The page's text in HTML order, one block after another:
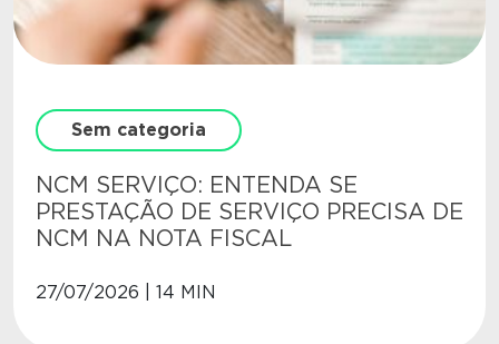
Sem categoria
NCM SERVIÇO: ENTENDA SE
PRESTAÇÃO DE SERVIÇO PRECISA DE
NCM NA NOTA FISCAL
27/07/2026 | 14 MIN